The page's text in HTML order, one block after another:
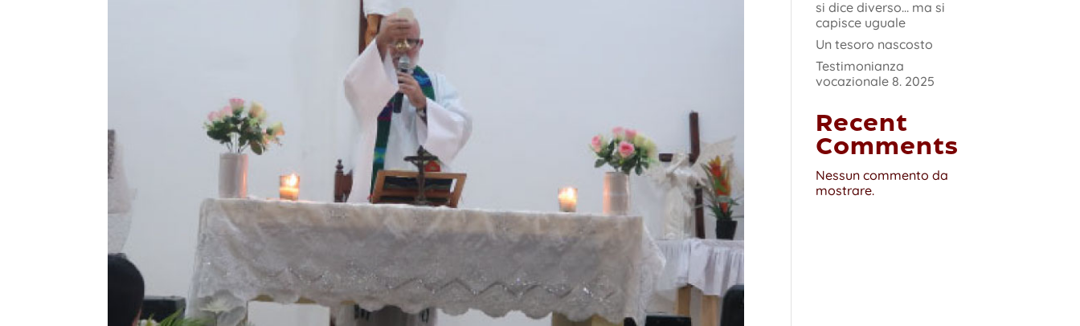
si dice diverso… ma si
capisce uguale
Un tesoro nascosto
Testimonianza
vocazionale 8. 2025
Recent
Comments
Nessun commento da
mostrare.